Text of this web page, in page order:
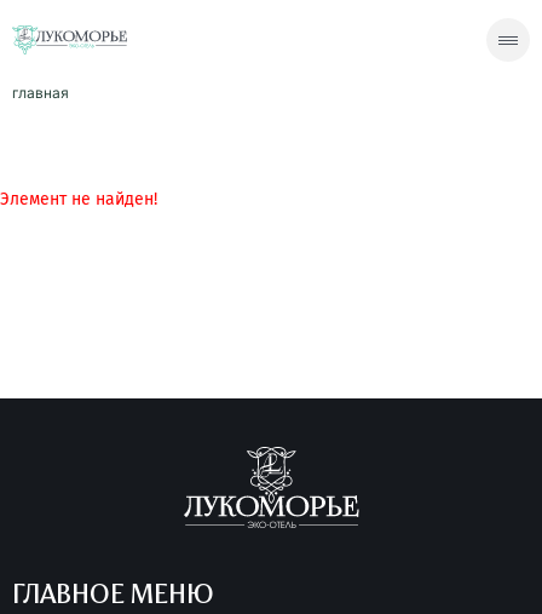
главная
Элемент не найден!
ГЛАВНОЕ МЕНЮ